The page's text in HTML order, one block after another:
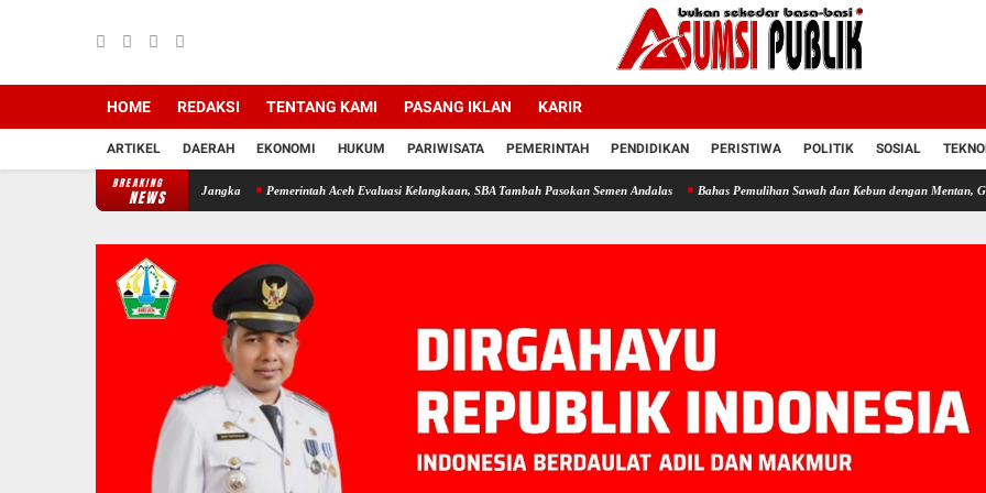
HOME REDAKSI TENTANG KAMI PASANG IKLAN KARIR
ARTIKEL DAERAH EKONOMI HUKUM PARIWISATA PEMERINTAH PENDIDIKAN PERISTIWA POLITIK SOSIAL
BREAKING
NEWS
Bupati Copot Camat Jangka Pemerintah Aceh Evaluasi Kelangkaan, SBA Tambah Pasokan Semen Andalas Bahas Pemulihan Sawah dan Kebun dengan Mentan, Gubernur